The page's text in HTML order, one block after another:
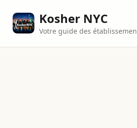
Kosher NYC
Votre guide des